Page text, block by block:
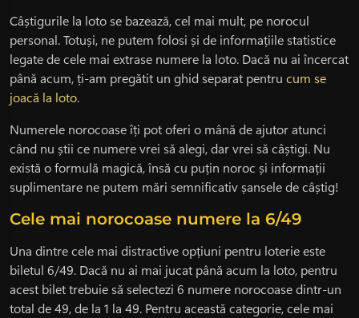
Câștigurile la loto se bazează, cel mai mult, pe norocul
personal. Totuși, ne putem folosi și de informațiile statistice
legate de cele mai extrase numere la loto. Dacă nu ai încercat
până acum, ți-am pregătit un ghid separat pentru cum se
joacă la loto.
Numerele norocoase îți pot oferi o mână de ajutor atunci
când nu știi ce numere vrei să alegi, dar vrei să câștigi. Nu
există o formulă magică, însă cu puțin noroc și informații
suplimentare ne putem mări semnificativ șansele de câștig!
Cele mai norocoase numere la 6/49
Una dintre cele mai distractive opțiuni pentru loterie este
biletul 6/49. Dacă nu ai mai jucat până acum la loto, pentru
acest bilet trebuie să selectezi 6 numere norocoase dintr-un
total de 49, de la 1 la 49. Pentru această categorie, cele mai